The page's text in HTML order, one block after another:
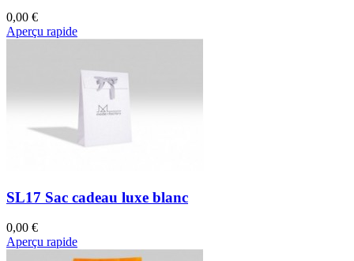
0,00 €
Aperçu rapide
SL17 Sac cadeau luxe blanc
0,00 €
Aperçu rapide